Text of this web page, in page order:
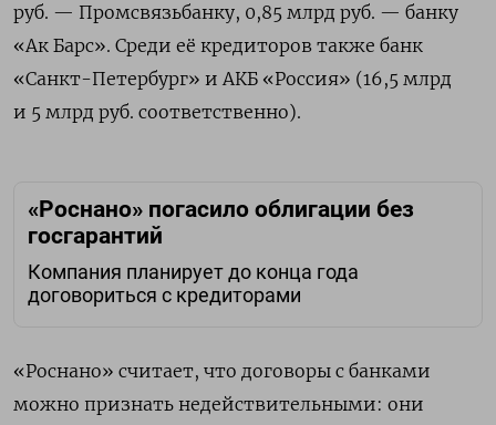
руб. — Промсвязьбанку, 0,85 млрд руб. — банку
«Ак Барс». Среди её кредиторов также банк
«Санкт-Петербург» и АКБ «Россия» (16,5 млрд
и 5 млрд руб. соответственно).
«Роснано» погасило облигации без
госгарантий
Компания планирует до конца года
договориться с кредиторами
«Роснано» считает, что договоры с банками
можно признать недействительными: они